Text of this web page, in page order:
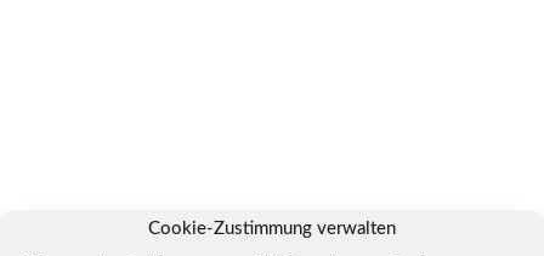
Cookie-Zustimmung verwalten